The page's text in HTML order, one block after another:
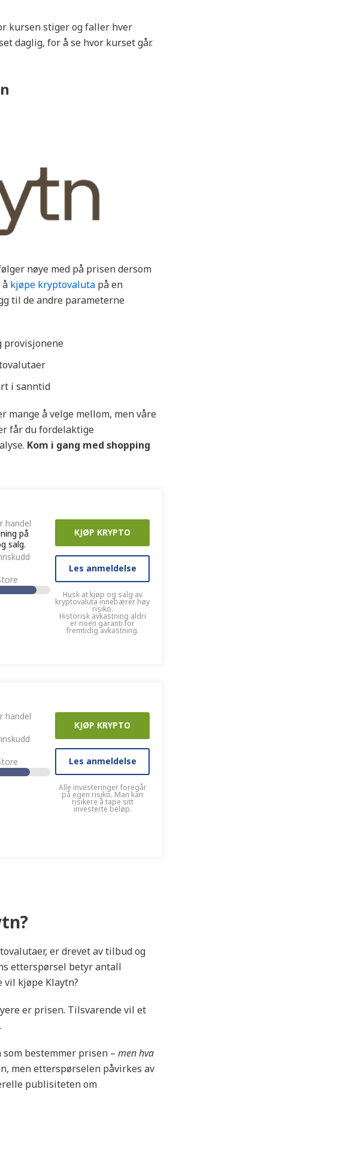
kursen stiger og faller hver
daglig, for å se hvor kurset går.
nøye med på prisen dersom
kjøpe kryptovalutapå en
til de andre parameterne
provisjonene
i sanntid
å velge mellom, men våre
får du fordelaktige
Kom i gang med shopping
handel
på
salg.
KJØP KRYPTO
Les anmeldelse
Husk at kjøp og salg av
kryptovaluta innebærer høy
risiko.
Historisk avkastning aldri
er noen garanti for
fremtidig avkastning.
handel
KJØP KRYPTO
Les anmeldelse
Alle investeringer foregår
på egen risiko. Man kan
risikere å tape sitt
investerte beløp.
er drevet av tilbud og
etterspørsel betyr antall
vil kjøpe Klaytn?
er prisen. Tilsvarende vil et
bestemmer prisen – men hva
men etterspørselen påvirkes av
publisiteten om